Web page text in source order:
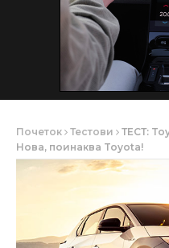
Почеток Тестови
ТЕСТ:
Нова, поинаква Toyota!